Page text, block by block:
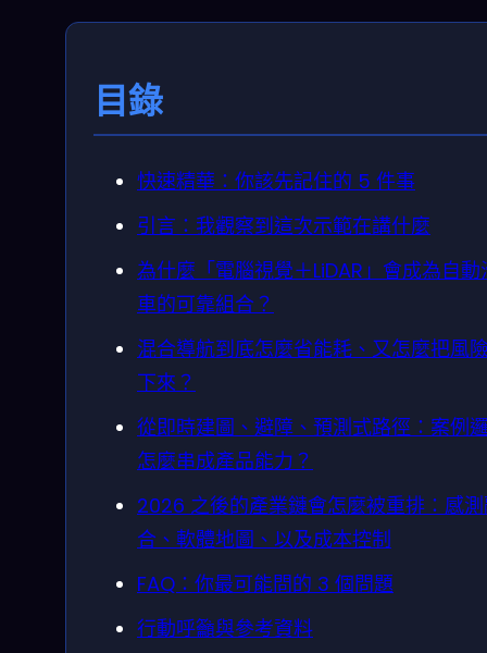
目錄
快速精華：你該先記住的 5 件事
引言：我觀察到這次示範在講什麼
為什麼「電腦視覺＋LiDAR」會成為自動
車的可靠組合？
混合導航到底怎麼省能耗、又怎麼把風
下來？
從即時建圖、避障、預測式路徑：案例
怎麼串成產品能力？
2026 之後的產業鏈會怎麼被重排：感
合、軟體地圖、以及成本控制
FAQ：你最可能問的 3 個問題
行動呼籲與參考資料